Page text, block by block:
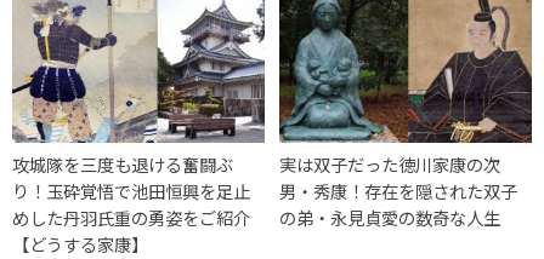
攻城隊を三度も退ける奮闘ぶ
り！玉砕覚悟で池田恒興を足止
めした丹羽氏重の勇姿をご紹介
【どうする家康】
実は双子だった徳川家康の次
男・秀康！存在を隠された双子
の弟・永見貞愛の数奇な人生